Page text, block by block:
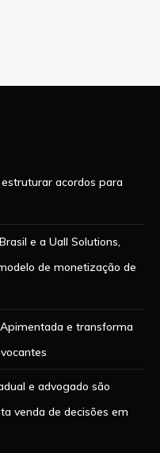
acordos para
e a Uall Solutions,
de monetização de
e transforma
e advogado são
venda de decisões em